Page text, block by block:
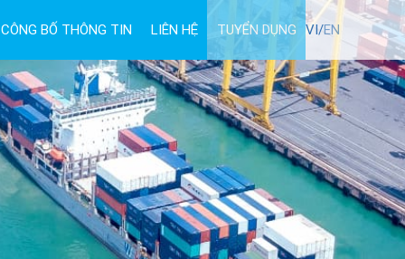
CÔNG BỐ THÔNG TIN LIÊN HỆ TUYỂN DỤNG VI/EN